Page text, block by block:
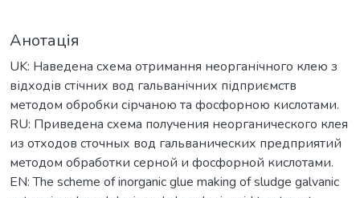
Анотація
UK: Hаведена схема отримання неорганічного клею з
відходів стічних вод гальванічних підприємств
методом обробки сірчаною та фосфорною кислотами.
RU: Приведена схема получения неорганического клея
из отходов сточных вод гальванических предприятий
методом обработки серной и фосфорной кислотами.
EN: The scheme of inorganic glue making of sludge galvanic